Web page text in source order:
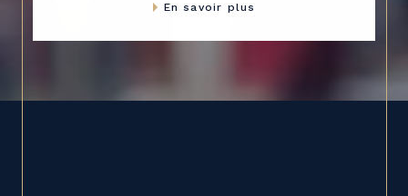
En savoir plus